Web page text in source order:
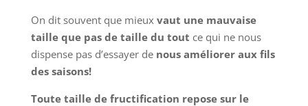
On dit souvent que mieuxvaut une mauvaise
taille que pas de taille du tout ce qui ne nous
dispense pas d’essayer de nous améliorer aux fils
des saisons!
Toute taille de fructification repose sur le